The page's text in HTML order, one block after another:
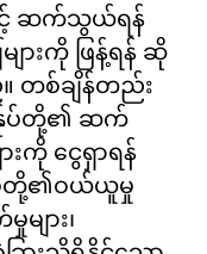
င့် ဆက်သွယ်ရန်
ားကို ဖြန့်ရန် ဆို
တစ်ချိန်တည်း
န်ုပ်တို့၏ ဆက်
ကို ငွေရှာရန်
တို့၏ဝယ်ယူမှု
ျား၊